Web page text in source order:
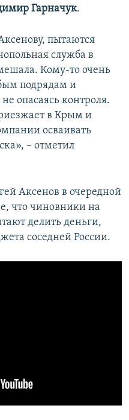
Гарначук.
пытаются
служба в
Кому-то очень
подрядам и
опасаясь контроля.
в Крым и
осваивать
– отметил
Аксенов в очередной
что чиновники на
делить деньги,
соседней России.